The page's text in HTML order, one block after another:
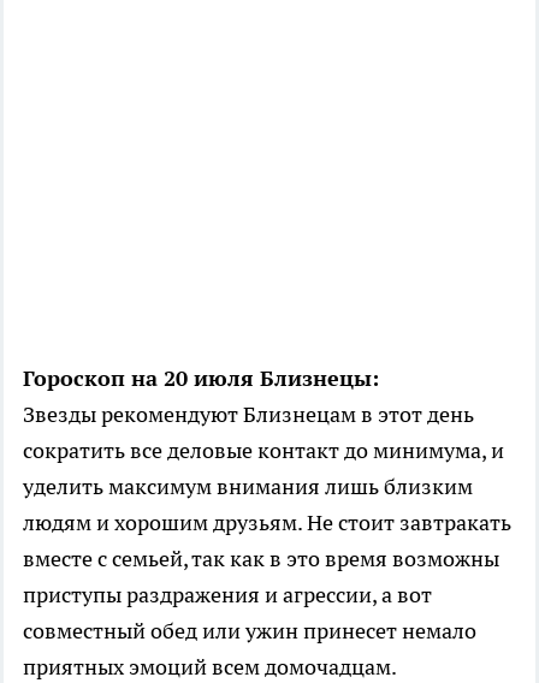
Гороскоп на 20 июля Близнецы:
Звезды рекомендуют Близнецам в этот день
сократить все деловые контакт до минимума, и
уделить максимум внимания лишь близким
людям и хорошим друзьям. Не стоит завтракать
вместе с семьей, так как в это время возможны
приступы раздражения и агрессии, а вот
совместный обед или ужин принесет немало
приятных эмоций всем домочадцам.